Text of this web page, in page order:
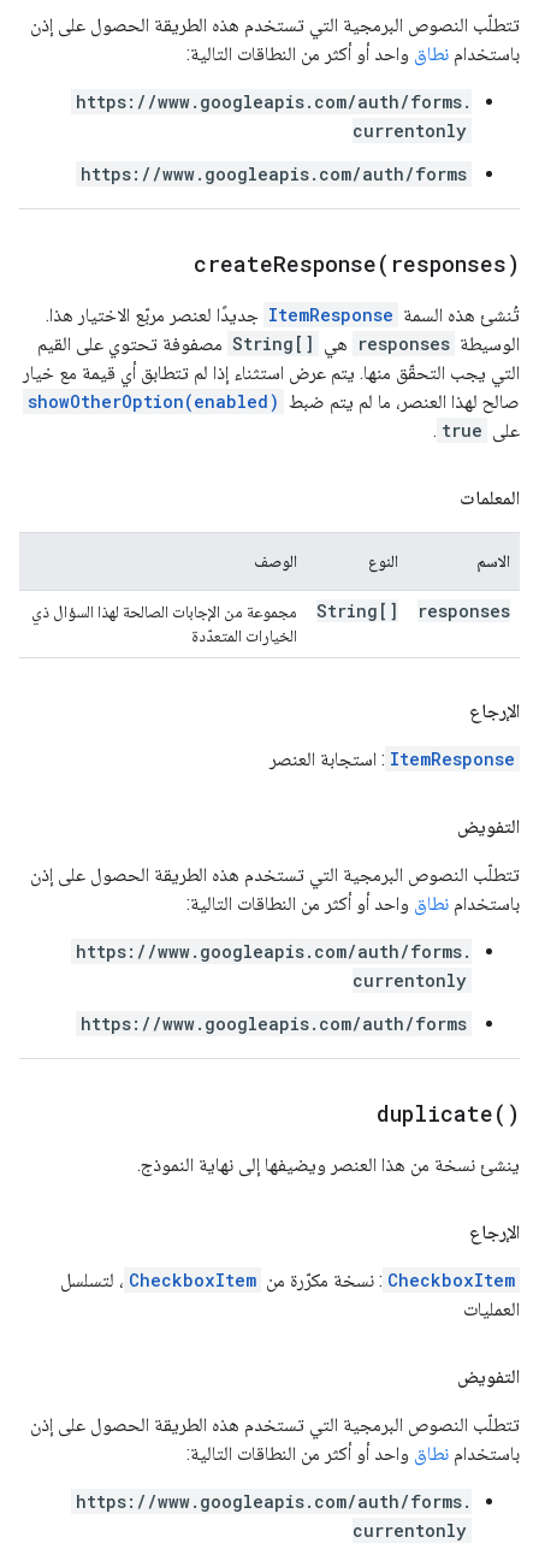
تتطلّب النصوص البرمجية التي تستخدم هذه الطريقة الحصول على إذن
باستخدام نطاق واحد أو أكثر من النطاقات التالية:
https://www.googleapis.com/auth/forms.
currentonly
https://www.googleapis.com/auth/forms
createResponse( responses)
تُنشئ هذه السمة ItemResponse جديدًا لعنصر مربّع الاختيار هذا.
الوسيطة responses هي String[] مصفوفة تحتوي على القيم
التي يجب التحقّق منها. يتم عرض استثناء إذا لم تتطابق أي قيمة مع خيار
صالح لهذا العنصر، ما لم يتم ضبط showOtherOption(enabled)
على true
.
المعلمات
الاسم النوع الوصف
responses
String[]
مجموعة من الإجابات الصالحة لهذا السؤال ذي
الخيارات المتعدّدة
الإرجاع
ItemResponse : استجابة العنصر
التفويض
تتطلّب النصوص البرمجية التي تستخدم هذه الطريقة الحصول على إذن
باستخدام نطاق واحد أو أكثر من النطاقات التالية:
https://www.googleapis.com/auth/forms.
currentonly
https://www.googleapis.com/auth/forms
duplicate( )
ينشئ نسخة من هذا العنصر ويضيفها إلى نهاية النموذج.
الإرجاع
CheckboxItem : نسخة مكرّرة من CheckboxItem ، لتسلسل
العمليات
التفويض
تتطلّب النصوص البرمجية التي تستخدم هذه الطريقة الحصول على إذن
باستخدام نطاق واحد أو أكثر من النطاقات التالية:
https://www.googleapis.com/auth/forms.
currentonly